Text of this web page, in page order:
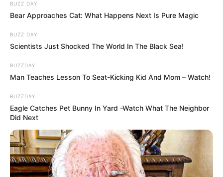
BUZZ DAY
Bear Approaches Cat: What Happens Next Is Pure Magic
BUZZ DAY
Scientists Just Shocked The World In The Black Sea!
BUZZDAY
Man Teaches Lesson To Seat-Kicking Kid And Mom – Watch!
BUZZDAY
Eagle Catches Pet Bunny In Yard -Watch What The Neighbor
Did Next